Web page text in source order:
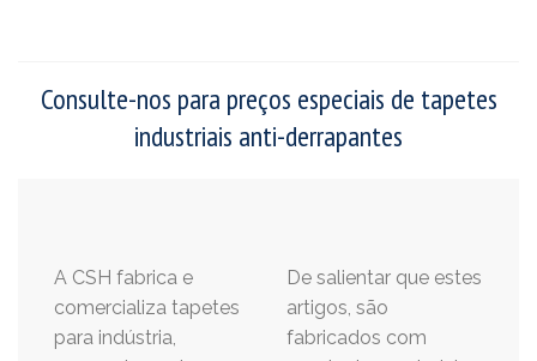
Consulte-nos para preços especiais de tapetes
industriais anti-derrapantes
A CSH fabrica e
comercializa tapetes
para indústria,
De salientar que estes
artigos, são
fabricados com